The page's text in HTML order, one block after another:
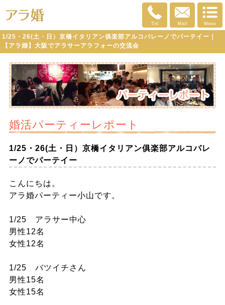
1/25・26(土・日）京橋イタリアン俱楽部アルコバレーノでパーテイー｜
【アラ婚】大阪でアラサーアラフォーの交流会
婚活パーティーレポート
1/25・26(土・日）京橋イタリアン俱楽部アルコバレ
ーノでパーテイー
こんにちは。
アラ婚パーティー小山です。
1/25 アラサー中心
男性12名
女性12名
1/25 バツイチさん
男性15名
女性15名